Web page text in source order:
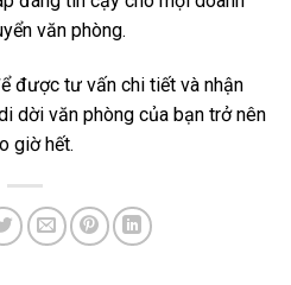
văn phòng.
được tư vấn chi tiết và nhận
dời văn phòng của bạn trở nên
giờ hết.